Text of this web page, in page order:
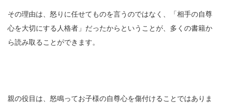
その理由は、怒りに任せてものを言うのではなく、「相手の自尊
心を大切にする人格者」だったからということが、多くの書籍か
ら読み取ることができます。
親の役目は、怒鳴ってお子様の自尊心を傷付けることではありま